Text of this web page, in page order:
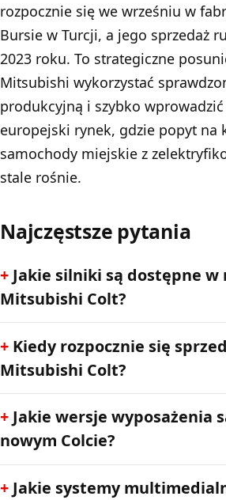
rozpocznie się we wrześniu w
Bursie w Turcji, a jego sprzedaż
2023 roku. To strategiczne
Mitsubishi wykorzystać
produkcyjną i szybko
europejski rynek, gdzie popyt na
samochody miejskie z
stale rośnie.
Najczęstsze pytania
Jakie silniki są dostępne w
Mitsubishi Colt?
Kiedy rozpocznie się
Mitsubishi Colt?
Jakie wersje wyposażenia
nowym Colcie?
Jakie systemy